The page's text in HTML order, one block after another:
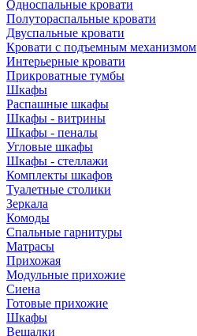
Односпальные кровати
Полутораспальные кровати
Двуспальные кровати
Кровати с подъемным механизмом
Интерьерные кровати
Прикроватные тумбы
Шкафы
Распашные шкафы
Шкафы - витрины
Шкафы - пеналы
Угловые шкафы
Шкафы - стеллажи
Комплекты шкафов
Туалетные столики
Зеркала
Комоды
Спальные гарнитуры
Матрасы
Прихожая
Модульные прихожие
Сиена
Готовые прихожие
Шкафы
Вешалки